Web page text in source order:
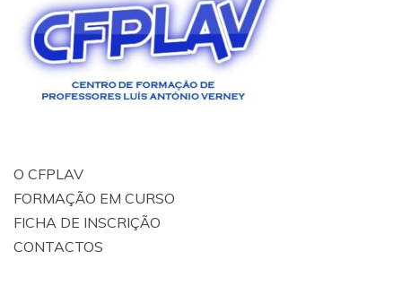
O CFPLAV
FORMAÇÃO EM CURSO
FICHA DE INSCRIÇÃO
CONTACTOS